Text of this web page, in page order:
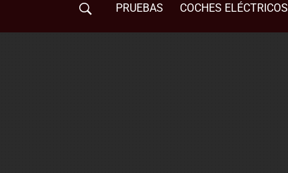
PRUEBAS COCHES ELÉCTRICOS